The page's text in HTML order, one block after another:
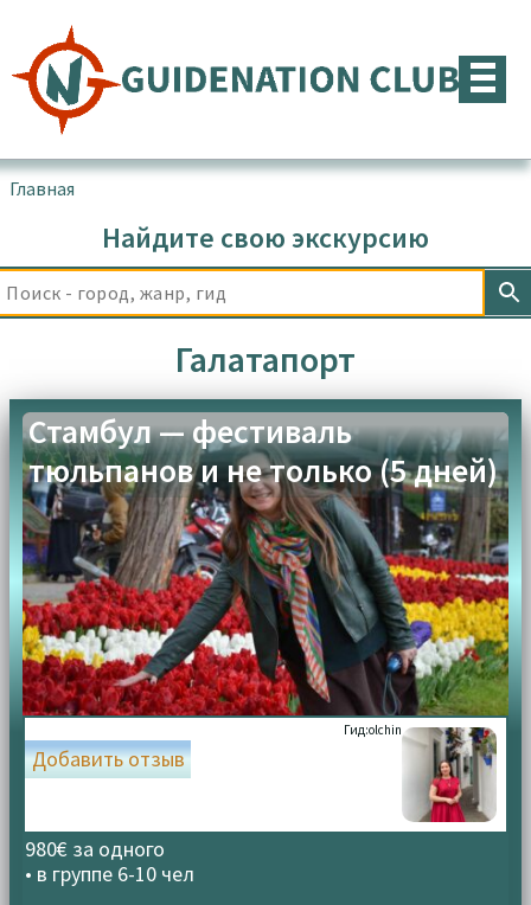
содержимому
Главная
Найдите свою экскурсию
Галатапорт
Стамбул — фестиваль
тюльпанов и не только (5 дней)
Гид:olchin
980€ за одного
• в группе 6-10 чел
Добавить отзыв